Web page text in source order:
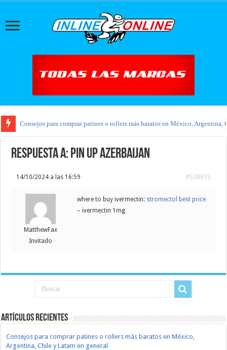
Consejos para comprar patines o rollers más baratos en México, Argentina,
Respuesta a: pin up azerbaijan
14/10/2024 a las 16:59 #528893
MatthewFax
Invitado
where to buy ivermectin: stromectol best price
– ivermectin 1mg
Artículos recientes
Consejos para comprar patines o rollers más baratos en México,
Argentina, Chile y Latam en general